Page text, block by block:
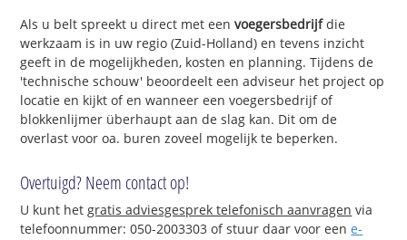
Als u belt spreekt u direct met eenvoegersbedrijfdie
werkzaam is in uw regio (Zuid-Holland) en tevens inzicht
geeft in de mogelijkheden, kosten en planning. Tijdens de
'technische schouw' beoordeelt een adviseur het project op
locatie en kijkt of en wanneer een voegersbedrijf of
blokkenlijmer überhaupt aan de slag kan. Dit om de
overlast voor oa. buren zoveel mogelijk te beperken.
Overtuigd? Neem contact op!
U kunt hetgratis adviesgesprek telefonisch aanvragen via
telefoonnummer: 050-2003303 of stuur daar voor eene-